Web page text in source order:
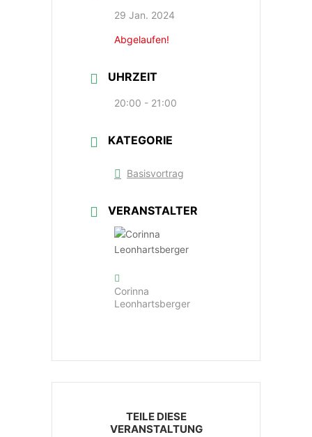
29 Jan. 2024
Abgelaufen!
UHRZEIT
20:00 - 21:00
KATEGORIE
Basisvortrag
VERANSTALTER
Corinna
Leonhartsberger
TEILE DIESE
VERANSTALTUNG